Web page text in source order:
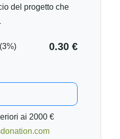
del progetto che
0.30 €
ai 2000 €